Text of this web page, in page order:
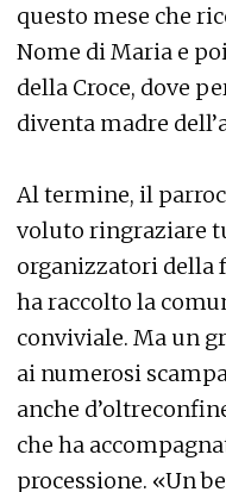
questo mese che
Nome di Maria e
della Croce, dove
diventa madre
Al termine, il
voluto ringraziare
organizzatori della
ha raccolto la
conviviale. Ma un
ai numerosi
anche
che ha
processione. «Un